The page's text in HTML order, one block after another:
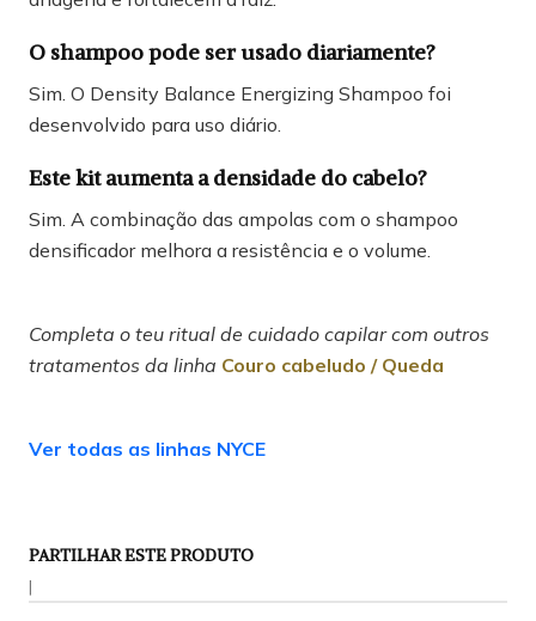
O shampoo pode ser usado diariamente?
Sim. O Density Balance Energizing Shampoo foi
desenvolvido para uso diário.
Este kit aumenta a densidade do cabelo?
Sim. A combinação das ampolas com o shampoo
densificador melhora a resistência e o volume.
Completa o teu ritual de cuidado capilar com outros
tratamentos da linha Couro cabeludo / Queda
Ver todas as linhas NYCE
PARTILHAR ESTE PRODUTO
|